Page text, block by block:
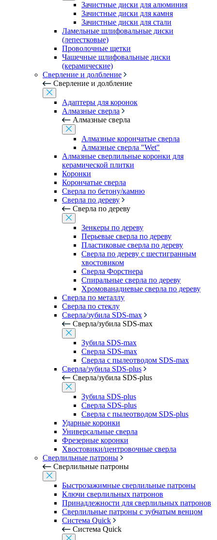
Зачистные диски для алюминия
Зачистные диски для камня
Зачистные диски для стали
Ламельные шлифовальные диски
(лепестковые)
Проволочные щетки
Чашечные шлифовальные диски
(керамические)
Сверление и долбление
Сверление и долбление
Адаптеры для коронок
Алмазные сверла
Алмазные сверла
Алмазные корончатые сверла
Алмазные сверла "Wet"
Алмазные сверлильные коронки для
керамической плитки
Коронки
Корончатые сверла
Сверла по бетону/камню
Сверла по дереву
Сверла по дереву
Зенкеры по дереву
Перьевые сверла по дереву
Пластиковые сверла по дереву
Сверла по дереву с шестигранным
хвостовиком
Сверла Форстнера
Спиральные сверла по дереву
Хромованадиевые сверла по дереву
Сверла по металлу
Сверла по стеклу
Сверла/зубила SDS-max
Сверла/зубила SDS-max
Зубила SDS-max
Сверла SDS-max
Сверла с пылеотводом SDS-max
Сверла/зубила SDS-plus
Сверла/зубила SDS-plus
Зубила SDS-plus
Сверла SDS-plus
Сверла с пылеотводом SDS-plus
Ударные коронки
Универсальные сверла
Фрезерные коронки
Хвостовики/центровочные сверла
Сверлильные патроны
Сверлильные патроны
Быстрозажимные сверлильные патроны
Ключи сверлильных патронов
Принадлежности для сверлильных патронов
Сверлильные патроны с зубчатым венцом
Система Quick
Система Quick